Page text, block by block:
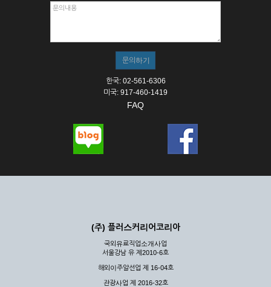
한국: 02-561-6306
미국: 917-460-1419
FAQ
(주) 플러스커리어코리아
국외유료직업소개사업
서울강남 유 제2010-6호
해외이주알선업 제 16-04호
관광사업 제 2016-32호